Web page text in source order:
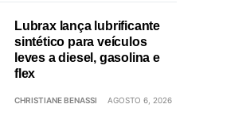
Lubrax lança lubrificante
sintético para veículos
leves a diesel, gasolina e
flex
CHRISTIANE BENASSI AGOSTO 6, 2026